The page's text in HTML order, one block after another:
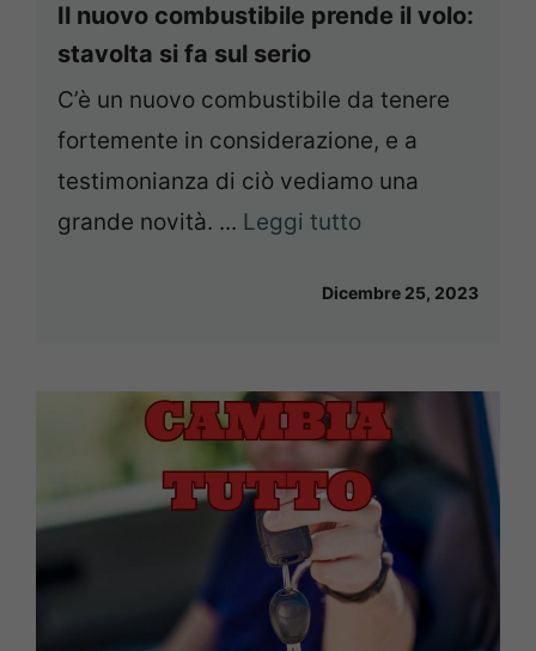
Il nuovo combustibile prende il volo:
stavolta si fa sul serio
C’è un nuovo combustibile da tenere
fortemente in considerazione, e a
testimonianza di ciò vediamo una
grande novità. ... Leggi tutto
Dicembre 25, 2023